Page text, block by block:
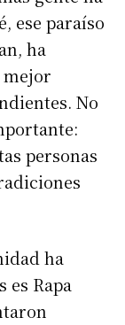
ese paraíso
ha
mejor
No
personas
ha
Rapa